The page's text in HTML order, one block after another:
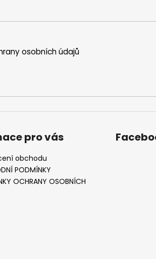
osobních údajů
pro vás
obchodu
PODMÍNKY
OCHRANY OSOBNÍCH